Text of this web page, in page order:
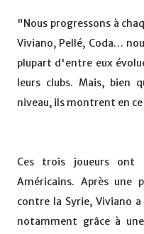
"Nous progressons à
Viviano, Pellé, Coda…
plupart d'entre eux
leurs clubs. Mais,
niveau, ils montrent en
Ces trois joueurs ont
Américains. Après une
contre la Syrie, Viviano
notamment grâce à